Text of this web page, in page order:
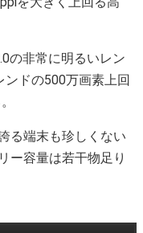
の非常に明るいレン
ンドの500万画素上回
る端末も珍しくない
ー容量は若干物足り